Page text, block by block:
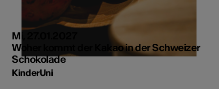
Mi, 27.01.2027
Woher kommt der Kakao in der Schweizer
Schokolade
KinderUni